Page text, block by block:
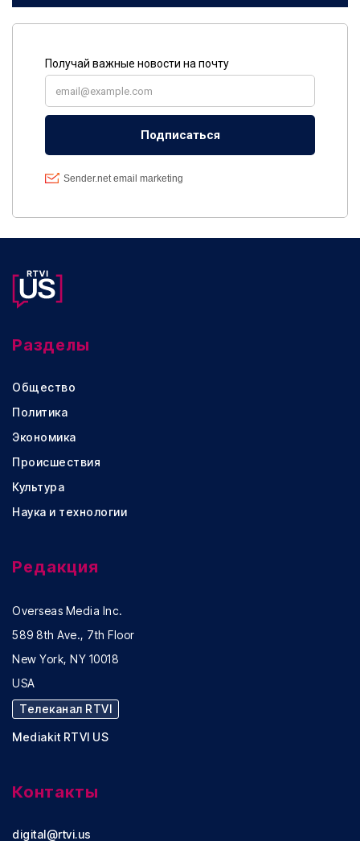
Разделы
Общество
Политика
Экономика
Происшествия
Культура
Наука и технологии
Редакция
Overseas Media Inc.
589 8th Ave., 7th Floor
New York, NY 10018
USA
Телеканал RTVI
Mediakit RTVI US
Контакты
digital@rtvi.us